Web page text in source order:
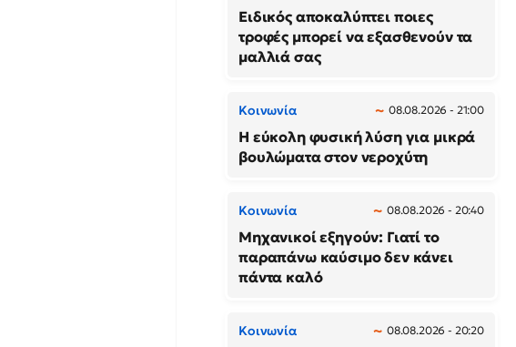
Ειδικός αποκαλύπτει ποιες
τροφές μπορεί να εξασθενούν τα
μαλλιά σας
Κοινωνία 08.08.2026 - 21:00
Η εύκολη φυσική λύση για μικρά
βουλώματα στον νεροχύτη
Κοινωνία 08.08.2026 - 20:40
Μηχανικοί εξηγούν: Γιατί το
παραπάνω καύσιμο δεν κάνει
πάντα καλό
Κοινωνία 08.08.2026 - 20:20